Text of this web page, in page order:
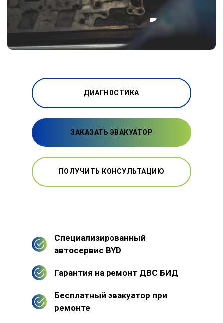
ДИАГНОСТИКА
ЗАКАЗАТЬ ЭВАКУАТОР
ПОЛУЧИТЬ КОНСУЛЬТАЦИЮ
Специализированный
автосервис BYD
Гарантия на ремонт ДВС БИД
Бесплатный эвакуатор при
ремонте